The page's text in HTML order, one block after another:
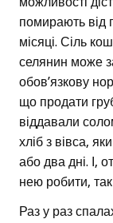
помирають від
місяці. Сіль
селянин може
обов’язкову
що продати
віддавали
хліб з вівса,
або два дні. І,
нею робити,
Раз у раз